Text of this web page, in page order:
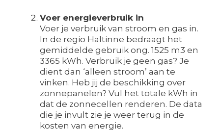
Voer energieverbruik in
Voer je verbruik van stroom en gas in.
In de regio Haltinne bedraagt het
gemiddelde gebruik ong. 1525 m3 en
3365 kWh. Verbruik je geen gas? Je
dient dan ‘alleen stroom’ aan te
vinken. Heb jij de beschikking over
zonnepanelen? Vul het totale kWh in
dat de zonnecellen renderen. De data
die je invult zie je weer terug in de
kosten van energie.